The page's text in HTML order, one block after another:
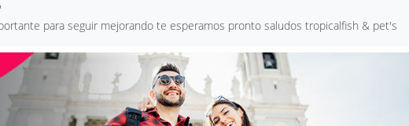
para seguir mejorando te esperamos pronto saludos tropicalfish & pet's